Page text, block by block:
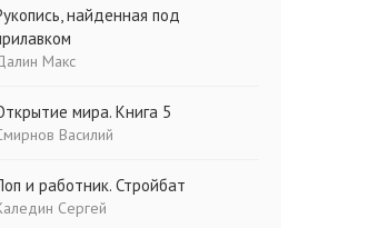
найденная под
Макс
мира. Книга 5
Василий
и работник. Стройбат
Сергей